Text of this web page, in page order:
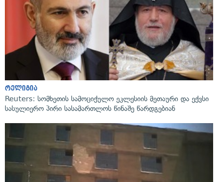
რელიგია
Reuters: სომხეთის სამოციქულო ეკლესიის მეთაური და ექვსი
სასულიერო პირი სასამართლოს წინაშე წარდგებიან